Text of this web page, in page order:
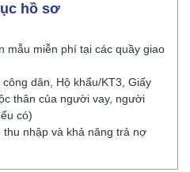
hồ sơ
mẫu miễn phí tại các quầy giao
dân, Hộ khẩu/KT3, Giấy
thân của người vay, người
có)
nhập và khả năng trả nợ